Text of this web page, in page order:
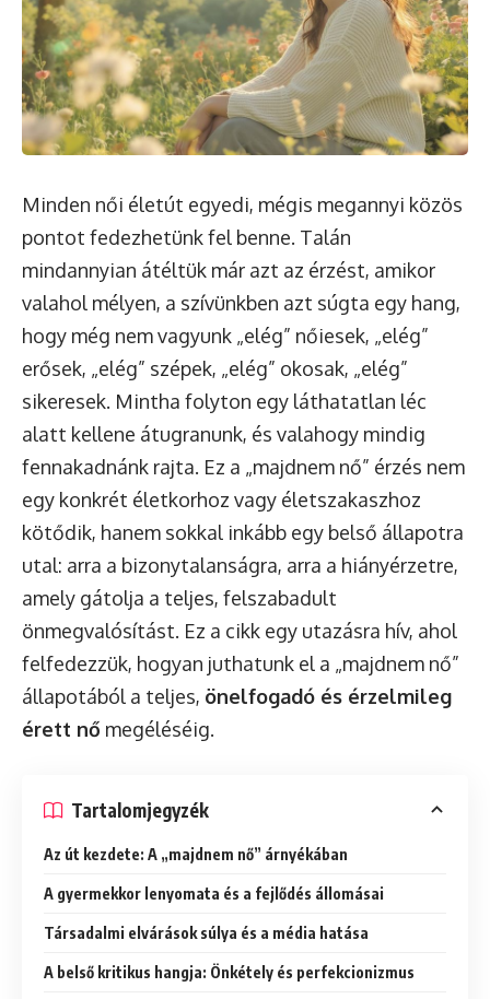
Minden női életút egyedi, mégis megannyi közös
pontot fedezhetünk fel benne. Talán
mindannyian átéltük már azt az érzést, amikor
valahol mélyen, a szívünkben azt súgta egy hang,
hogy még nem vagyunk „elég” nőiesek, „elég”
erősek, „elég” szépek, „elég” okosak, „elég”
sikeresek. Mintha folyton egy láthatatlan léc
alatt kellene átugranunk, és valahogy mindig
fennakadnánk rajta. Ez a „majdnem nő” érzés nem
egy konkrét életkorhoz vagy életszakaszhoz
kötődik, hanem sokkal inkább egy belső állapotra
utal: arra a bizonytalanságra, arra a hiányérzetre,
amely gátolja a teljes, felszabadult
önmegvalósítást. Ez a cikk egy utazásra hív, ahol
felfedezzük, hogyan juthatunk el a „majdnem nő”
állapotából a teljes, önelfogadó és érzelmileg
érett nő megéléséig.
Tartalomjegyzék
Az út kezdete: A „majdnem nő” árnyékában
A gyermekkor lenyomata és a fejlődés állomásai
Társadalmi elvárások súlya és a média hatása
A belső kritikus hangja: Önkétely és perfekcionizmus